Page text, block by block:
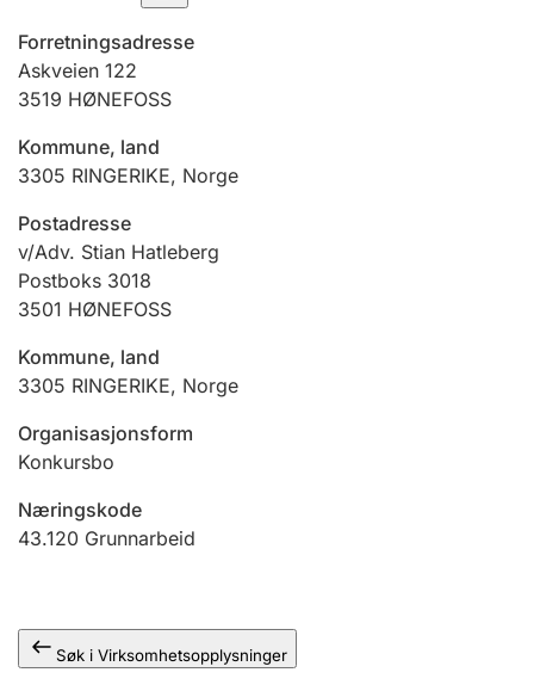
Jeger
Betaling og jegeravgiftskort
Ektepaktveileder
Offentlig sektor
Andre tema
Forretningsadresse
Askveien 122
3519 HØNEFOSS
Kommune, land
3305 RINGERIKE, Norge
Postadresse
v/Adv. Stian Hatleberg
Postboks 3018
3501 HØNEFOSS
Kommune, land
3305 RINGERIKE, Norge
Organisasjonsform
Konkursbo
Næringskode
43.120 Grunnarbeid
Søk i Virksomhetsopplysninger